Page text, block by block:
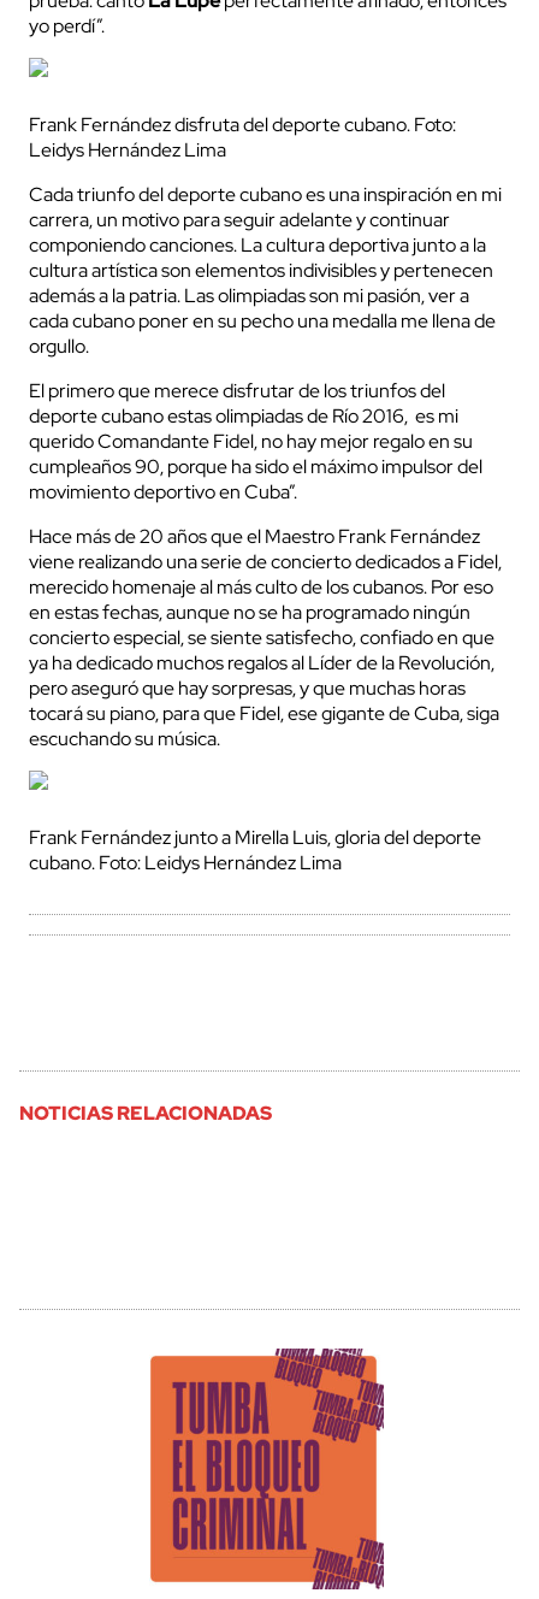
yo perdí”.
Frank Fernández disfruta del deporte cubano. Foto:
Leidys Hernández Lima
Cada triunfo del deporte cubano es una inspiración en mi
carrera, un motivo para seguir adelante y continuar
componiendo canciones. La cultura deportiva junto a la
cultura artística son elementos indivisibles y pertenecen
además a la patria. Las olimpiadas son mi pasión, ver a
cada cubano poner en su pecho una medalla me llena de
orgullo.
El primero que merece disfrutar de los triunfos del
deporte cubano estas olimpiadas de Río 2016, es mi
querido Comandante Fidel, no hay mejor regalo en su
cumpleaños 90, porque ha sido el máximo impulsor del
movimiento deportivo en Cuba”.
Hace más de 20 años que el Maestro Frank Fernández
viene realizando una serie de concierto dedicados a Fidel,
merecido homenaje al más culto de los cubanos. Por eso
en estas fechas, aunque no se ha programado ningún
concierto especial, se siente satisfecho, confiado en que
ya ha dedicado muchos regalos al Líder de la Revolución,
pero aseguró que hay sorpresas, y que muchas horas
tocará su piano, para que Fidel, ese gigante de Cuba, siga
escuchando su música.
Frank Fernández junto a Mirella Luis, gloria del deporte
cubano. Foto: Leidys Hernández Lima
NOTICIAS RELACIONADAS